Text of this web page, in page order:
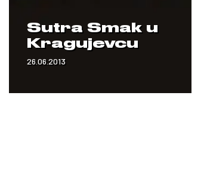
Sutra Smak u
Kragujevcu
26.06.2013